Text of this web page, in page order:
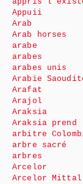
Appuii
Arab
Arab horses
arabe
arabes
arabes unis
Arabie
Arafat
Arajol
Araksia
Araksia prend
arbitre
arbre sacré
arbres
Arcelor
Arcelor Mittal